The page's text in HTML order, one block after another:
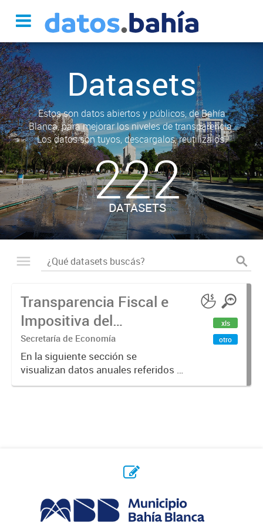
Datasets
Estos son datos abiertos y públicos, de Bahía
Blanca, para mejorar los niveles de transparencia.
Los datos son tuyos, descargalos, reutilizalos.
222
DATASETS
Transparencia Fiscal e
Impositiva del
Municipio. Año 2023
Secretaría de Economía
En la siguiente sección se
visualizan datos anuales referidos a
la transparencia fiscal e impositiva
xls
otro